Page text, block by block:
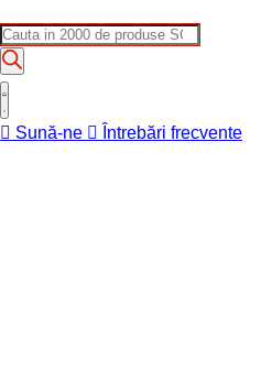
Products
search
Sună-ne Întrebări frecvente